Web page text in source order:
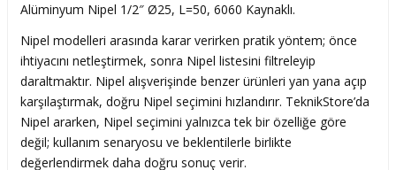
Alüminyum Nipel 1/2″ Ø25, L=50, 6060 Kaynaklı.
Nipel modelleri arasında karar verirken pratik yöntem; önce
ihtiyacını netleştirmek, sonra Nipel listesini filtreleyip
daraltmaktır. Nipel alışverişinde benzer ürünleri yan yana açıp
karşılaştırmak, doğru Nipel seçimini hızlandırır. TeknikStore’da
Nipel ararken, Nipel seçimini yalnızca tek bir özelliğe göre
değil; kullanım senaryosu ve beklentilerle birlikte
değerlendirmek daha doğru sonuç verir.